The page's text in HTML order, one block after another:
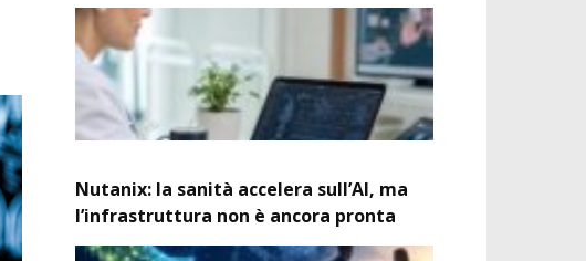
Nutanix: la sanità accelera sull’AI, ma
l’infrastruttura non è ancora pronta